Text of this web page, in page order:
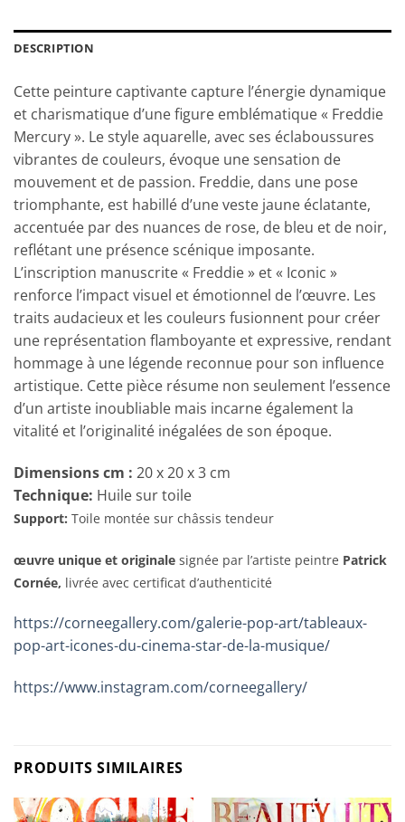
DESCRIPTION
Cette peinture captivante capture l’énergie dynamique
et charismatique d’une figure emblématique « Freddie
Mercury ». Le style aquarelle, avec ses éclaboussures
vibrantes de couleurs, évoque une sensation de
mouvement et de passion. Freddie, dans une pose
triomphante, est habillé d’une veste jaune éclatante,
accentuée par des nuances de rose, de bleu et de noir,
reflétant une présence scénique imposante.
L’inscription manuscrite « Freddie » et « Iconic »
renforce l’impact visuel et émotionnel de l’œuvre. Les
traits audacieux et les couleurs fusionnent pour créer
une représentation flamboyante et expressive, rendant
hommage à une légende reconnue pour son influence
artistique. Cette pièce résume non seulement l’essence
d’un artiste inoubliable mais incarne également la
vitalité et l’originalité inégalées de son époque.
Dimensions cm : 20 x 20 x 3 cm
Technique: Huile sur toile
Support: Toile montée sur châssis tendeur
œuvre unique et originale signée par l’artiste peintre Patrick
Cornée, livrée avec certificat d’authenticité
https://corneegallery.com/galerie-pop-art/tableaux-
pop-art-icones-du-cinema-star-de-la-musique/
https://www.instagram.com/corneegallery/
PRODUITS SIMILAIRES